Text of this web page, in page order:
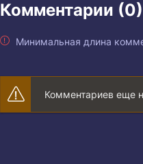
Комментарии (0)
Минимальная длина
Комментариев еще